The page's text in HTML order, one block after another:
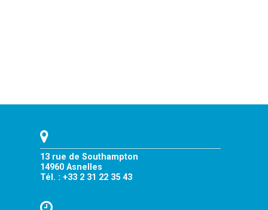
13 rue de Southampton
14960 Asnelles
Tél. : +33 2 31 22 35 43